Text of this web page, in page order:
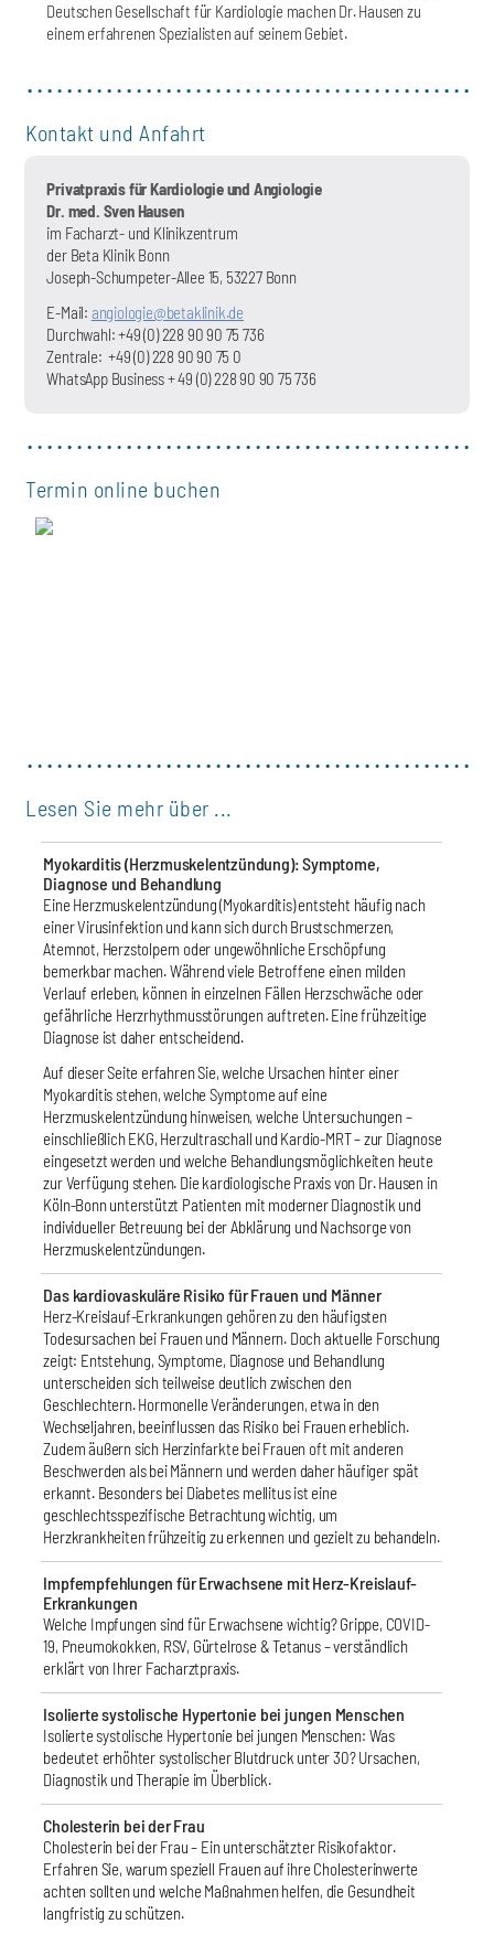
Deutschen Gesellschaft für Kardiologie machen Dr. Hausen zu
einem erfahrenen Spezialisten auf seinem Gebiet.
Kontakt und Anfahrt
Privatpraxis für Kardiologie und Angiologie
Dr. med. Sven Hausen
im Facharzt- und Klinikzentrum
der Beta Klinik Bonn
Joseph-Schumpeter-Allee 15, 53227 Bonn
E-Mail: angiologie@betaklinik.de
Durchwahl: +49 (0) 228 90 90 75 736
Zentrale: +49 (0) 228 90 90 75 0
WhatsApp Business + 49 (0) 228 90 90 75 736
Termin online buchen
unsererDatenschutzerklärungzustimmen.
Zustimmen
Lesen Sie mehr über ...
Myokarditis (Herzmuskelentzündung): Symptome,
Diagnose und Behandlung
Eine Herzmuskelentzündung (Myokarditis) entsteht häufig nach
einer Virusinfektion und kann sich durch Brustschmerzen,
Atemnot, Herzstolpern oder ungewöhnliche Erschöpfung
bemerkbar machen. Während viele Betroffene einen milden
Verlauf erleben, können in einzelnen Fällen Herzschwäche oder
gefährliche Herzrhythmusstörungen auftreten. Eine frühzeitige
Diagnose ist daher entscheidend.
Auf dieser Seite erfahren Sie, welche Ursachen hinter einer
Myokarditis stehen, welche Symptome auf eine
Herzmuskelentzündung hinweisen, welche Untersuchungen –
einschließlich EKG, Herzultraschall und Kardio-MRT – zur Diagnose
eingesetzt werden und welche Behandlungsmöglichkeiten heute
zur Verfügung stehen. Die kardiologische Praxis von Dr. Hausen in
Köln-Bonn unterstützt Patienten mit moderner Diagnostik und
individueller Betreuung bei der Abklärung und Nachsorge von
Herzmuskelentzündungen.
Das kardiovaskuläre Risiko für Frauen und Männer
Herz-Kreislauf-Erkrankungen gehören zu den häufigsten
Todesursachen bei Frauen und Männern. Doch aktuelle Forschung
zeigt: Entstehung, Symptome, Diagnose und Behandlung
unterscheiden sich teilweise deutlich zwischen den
Geschlechtern. Hormonelle Veränderungen, etwa in den
Wechseljahren, beeinflussen das Risiko bei Frauen erheblich.
Zudem äußern sich Herzinfarkte bei Frauen oft mit anderen
Beschwerden als bei Männern und werden daher häufiger spät
erkannt. Besonders bei Diabetes mellitus ist eine
geschlechtsspezifische Betrachtung wichtig, um
Herzkrankheiten frühzeitig zu erkennen und gezielt zu behandeln.
Impfempfehlungen für Erwachsene mit Herz-Kreislauf-
Erkrankungen
Welche Impfungen sind für Erwachsene wichtig? Grippe, COVID-
19, Pneumokokken, RSV, Gürtelrose & Tetanus – verständlich
erklärt von Ihrer Facharztpraxis.
Isolierte systolische Hypertonie bei jungen Menschen
Isolierte systolische Hypertonie bei jungen Menschen: Was
bedeutet erhöhter systolischer Blutdruck unter 30? Ursachen,
Diagnostik und Therapie im Überblick.
Cholesterin bei der Frau
Cholesterin bei der Frau – Ein unterschätzter Risikofaktor.
Erfahren Sie, warum speziell Frauen auf ihre Cholesterinwerte
achten sollten und welche Maßnahmen helfen, die Gesundheit
langfristig zu schützen.